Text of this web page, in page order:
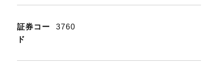
証券コー
ド
3760